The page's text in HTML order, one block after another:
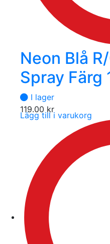
Neon Blå
Spray Färg
I lager
119.00 kr
Lägg till i varukorg